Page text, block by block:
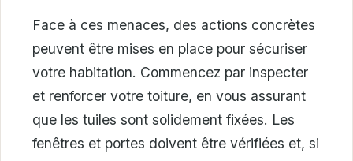
Face à ces menaces, des actions concrètes
peuvent être mises en place pour sécuriser
votre habitation. Commencez par inspecter
et renforcer votre toiture, en vous assurant
que les tuiles sont solidement fixées. Les
fenêtres et portes doivent être vérifiées et, si